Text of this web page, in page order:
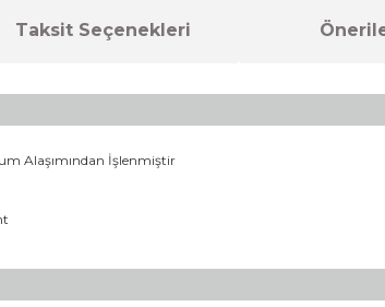
Taksit Seçenekleri
Alaşımından İşlenmiştir